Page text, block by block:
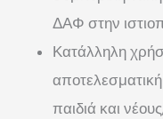
ΔΑΦ στην
Κατάλληλη
παιδιά και